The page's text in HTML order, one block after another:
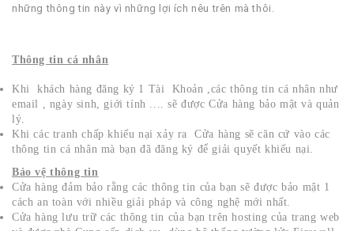
những thông tin này vì những lợi ích nêu trên mà thôi.
Thông tin cá nhân
Khi khách hàng đăng ký 1 Tài Khoản ,các thông tin cá nhân như
email , ngày sinh, giới tính .... sẽ được Cửa hàng bảo mật và quản
lý.
Khi các tranh chấp khiếu nại xảy ra Cửa hàng sẽ căn cứ vào các
thông tin cá nhân mà bạn đã đăng ký để giải quyết khiếu nại.
Bảo vệ thông tin
Cửa hàng đảm bảo rằng các thông tin của bạn sẽ được bảo mật 1
cách an toàn với nhiều giải pháp và công nghệ mới nhất.
Cửa hàng lưu trữ các thông tin của bạn trên hosting của trang web